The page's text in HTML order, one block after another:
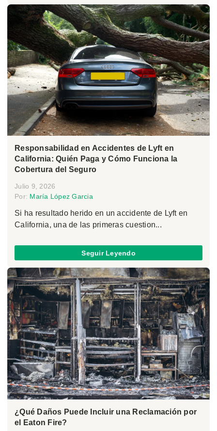
Responsabilidad en Accidentes de Lyft en
California: Quién Paga y Cómo Funciona la
Cobertura del Seguro
Julio 9, 2026
Por: María López Garcia
Si ha resultado herido en un accidente de Lyft en
California, una de las primeras cuestion...
Seguir Leyendo
¿Qué Daños Puede Incluir una Reclamación por
el Eaton Fire?